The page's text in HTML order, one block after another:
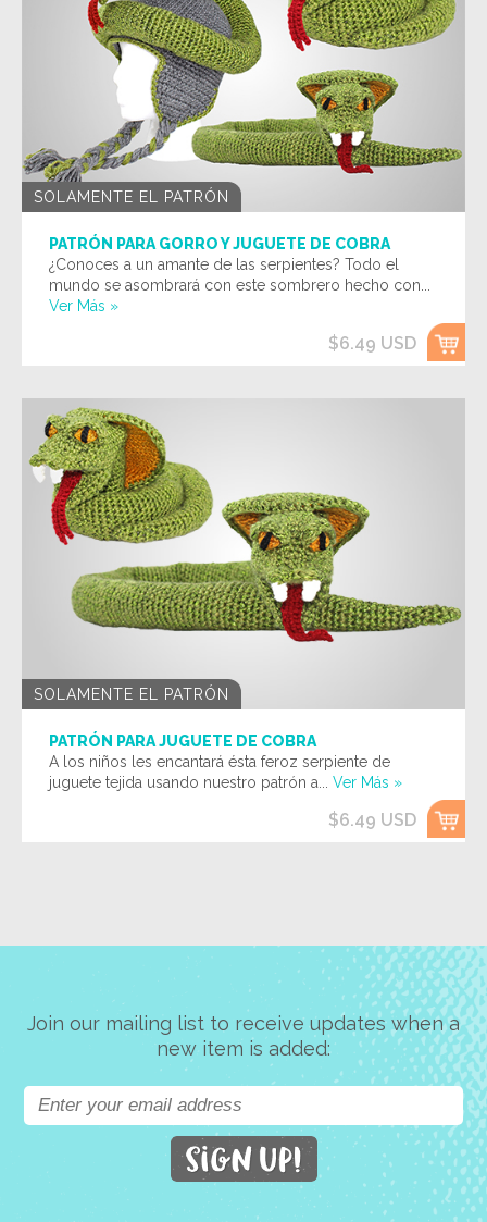
SOLAMENTE EL PATRÓN
PATRÓN PARA GORRO Y JUGUETE DE COBRA
¿Conoces a un amante de las serpientes? Todo el
mundo se asombrará con este sombrero hecho con...
Ver Más »
$6.49 USD
SOLAMENTE EL PATRÓN
PATRÓN PARA JUGUETE DE COBRA
A los niños les encantará ésta feroz serpiente de
juguete tejida usando nuestro patrón a... Ver Más »
$6.49 USD
Join our mailing list to receive updates when a
new item is added: